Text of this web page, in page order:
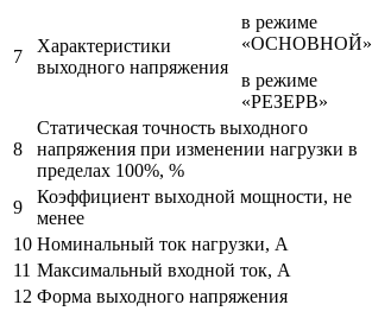
7
Характеристики
выходного напряжения
в режиме
«ОСНОВНОЙ»
в режиме
«РЕЗЕРВ»
8
Статическая точность выходного
напряжения при изменении нагрузки в
пределах 100%, %
9
Коэффициент выходной мощности, не
менее
10 Номинальный ток нагрузки, А
11 Максимальный входной ток, А
12 Форма выходного напряжения